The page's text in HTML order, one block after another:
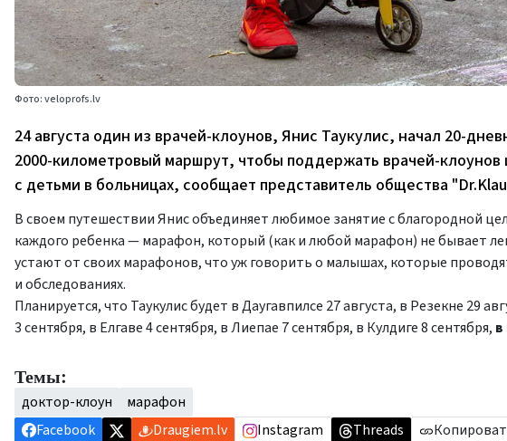
Фото: veloprofs.lv
24 августа один из врачей-клоунов, Янис Таукулис, начал 20-
2000-километровый маршрут, чтобы поддержать врачей-
с детьми в больницах, сообщает представитель общества
В своем путешествии Янис объединяет любимое занятие с благородной
каждого ребенка — марафон, который (как и любой марафон) не бывает
устают от своих марафонов, что уж говорить о малышах, которые
и обследованиях.
Планируется, что Таукулис будет в Даугавпилсе 27 августа, в Резекне 29
3 сентября, в Елгаве 4 сентября, в Лиепае 7 сентября, в Кулдиге 8 сентября,
Темы:
доктор-клоун
марафон
Facebook
Draugiem.lv Instagram Threads